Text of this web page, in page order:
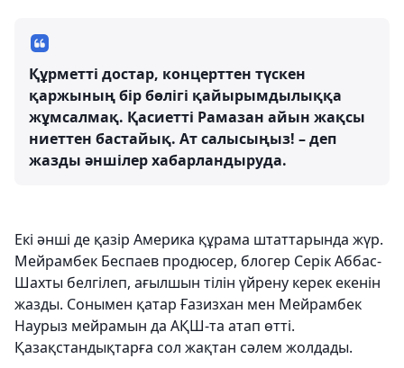
Құрметті достар, концерттен түскен
қаржының бір бөлігі қайырымдылыққа
жұмсалмақ. Қасиетті Рамазан айын жақсы
ниеттен бастайық. Ат салысыңыз! – деп
жазды әншілер хабарландыруда.
Екі әнші де қазір Америка құрама штаттарында жүр.
Мейрамбек Беспаев продюсер, блогер Серік Аббас-
Шахты белгілеп, ағылшын тілін үйрену керек екенін
жазды. Сонымен қатар Ғазизхан мен Мейрамбек
Наурыз мейрамын да АҚШ-та атап өтті.
Қазақстандықтарға сол жақтан сәлем жолдады.